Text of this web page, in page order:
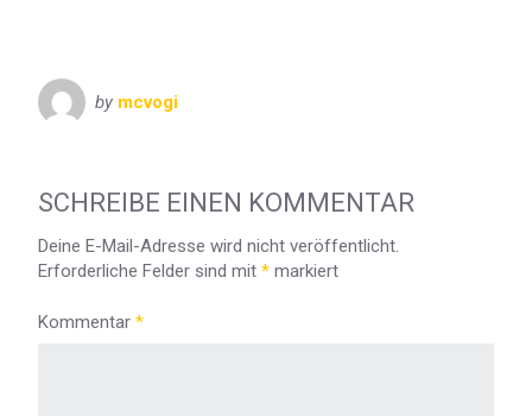
by mcvogi
SCHREIBE EINEN KOMMENTAR
Deine E-Mail-Adresse wird nicht veröffentlicht.
Erforderliche Felder sind mit * markiert
Kommentar *